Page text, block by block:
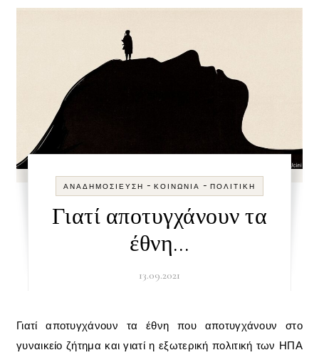
ΑΝΑΔΗΜΟΣΊΕΥΣΗ - ΚΟΙΝΩΝΊΑ - ΠΟΛΙΤΙΚΉ
Γιατί αποτυγχάνουν τα
έθνη…
13.09.2021
Γιατί αποτυγχάνουν τα έθνη που αποτυγχάνουν στο
γυναικείο ζήτημα και γιατί η εξωτερική πολιτική των ΗΠΑ